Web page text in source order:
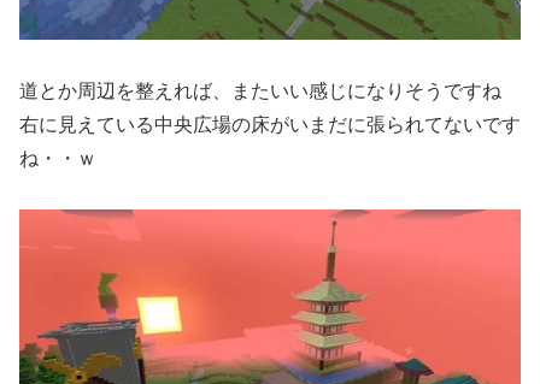
道とか周辺を整えれば、またいい感じになりそうですね
右に見えている中央広場の床がいまだに張られてないです
ね・・ｗ